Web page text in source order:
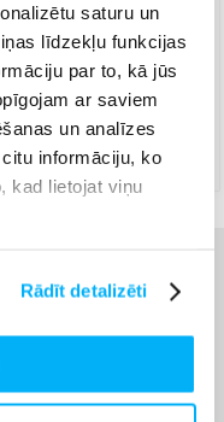
saturu un
līdzekļu funkcijas
par to, kā jūs
ar saviem
un analīzes
informāciju, ko
kad lietojat viņu
Rādīt detalizēti
brīdī.
Dutch